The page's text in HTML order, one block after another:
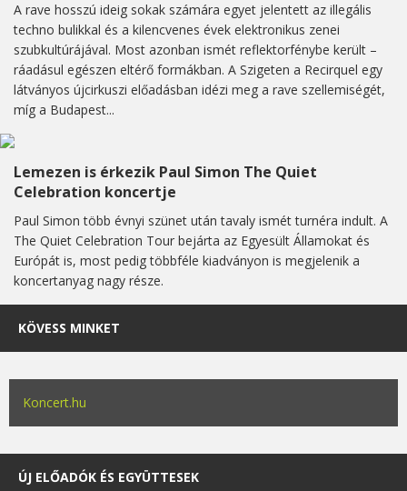
A rave hosszú ideig sokak számára egyet jelentett az illegális
techno bulikkal és a kilencvenes évek elektronikus zenei
szubkultúrájával. Most azonban ismét reflektorfénybe került –
ráadásul egészen eltérő formákban. A Szigeten a Recirquel egy
látványos újcirkuszi előadásban idézi meg a rave szellemiségét,
míg a Budapest...
Lemezen is érkezik Paul Simon The Quiet
Celebration koncertje
Paul Simon több évnyi szünet után tavaly ismét turnéra indult. A
The Quiet Celebration Tour bejárta az Egyesült Államokat és
Európát is, most pedig többféle kiadványon is megjelenik a
koncertanyag nagy része.
KÖVESS MINKET
Koncert.hu
ÚJ ELŐADÓK ÉS EGYÜTTESEK